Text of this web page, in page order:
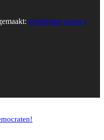
webdesign agency